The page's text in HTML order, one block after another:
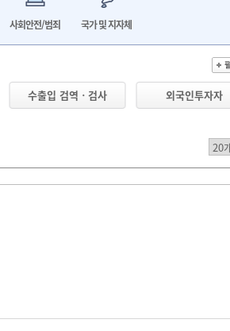
사회안전/범죄 국가 및 지자체
수출입 검역ㆍ검사 외국인투자자